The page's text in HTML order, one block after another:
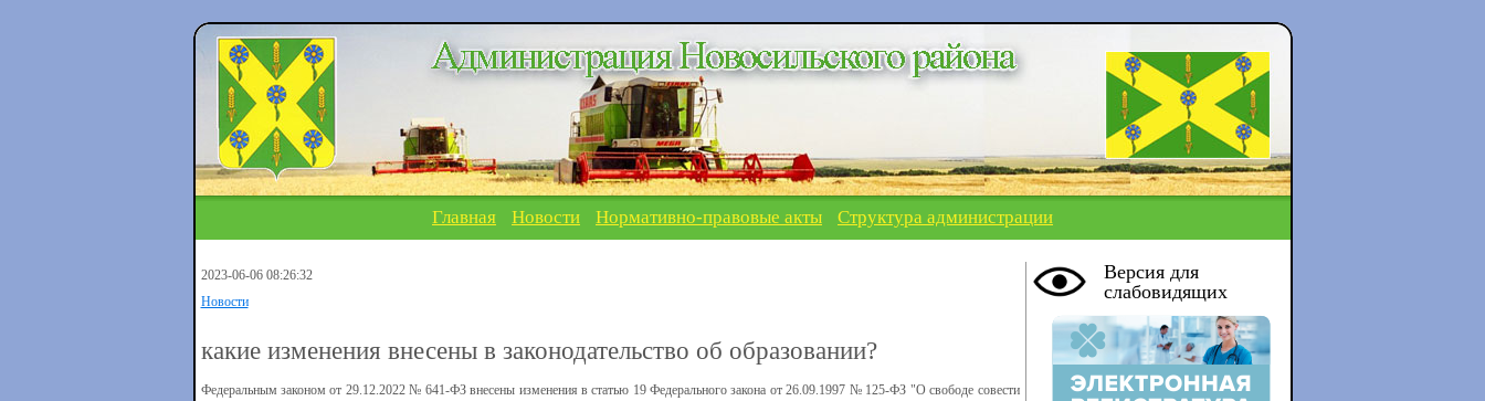
Главная Новости Нормативно-правовые акты Структура администрации
2023-06-06 08:26:32
Новости
какие изменения внесены в законодательство об образовании?
Федеральным законом от 29.12.2022 № 641-ФЗ внесены изменения в статью 19 Федерального закона от 26.09.1997 № 125-ФЗ "О свободе совести
Версия для
слабовидящих